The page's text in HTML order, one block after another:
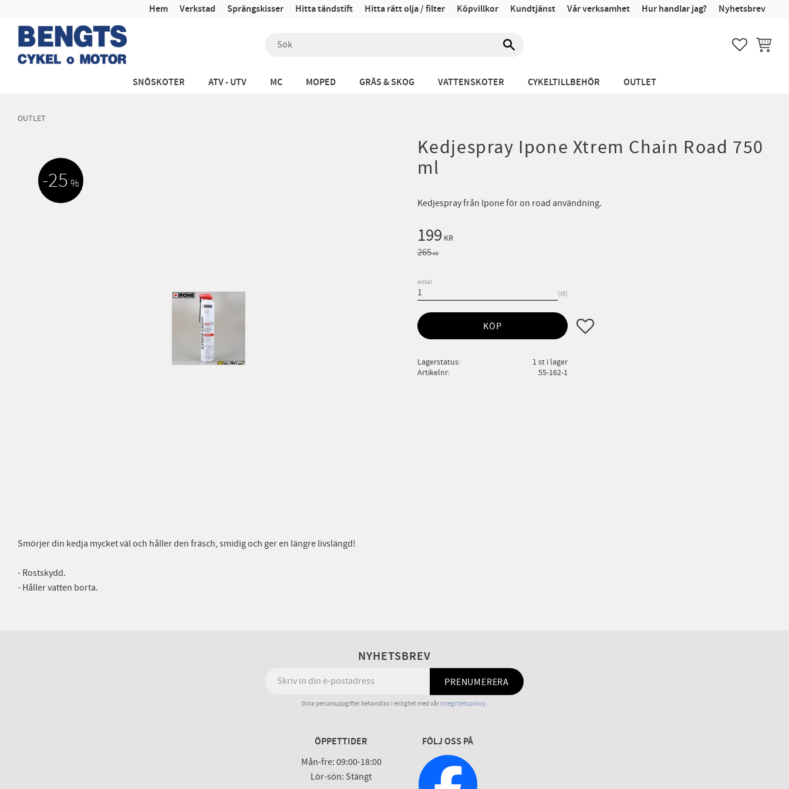
Hem Verkstad Sprängskisser Hitta tändstift Hitta rätt olja / filter Köpvillkor Kundtjänst Vår verksamhet Hur handlar jag? Nyhetsbrev
FAVORITER
SNÖSKOTER ATV - UTV MC MOPED GRÄS & SKOG VATTENSKOTER CYKELTILLBEHÖR OUTLET
OUTLET
Kedjespray Ipone Xtrem Chain Road 750
ml
Kedjespray från Ipone för on road användning.
25 %
Nedsatt pris:
199 KR
Ordinarie pris:
265KR
Antal
st
KÖP Lägg till i favoriter
Lagerstatus
1 st i lager
Artikelnr
55-162-1
Smörjer din kedja mycket väl och håller den fräsch, smidig och ger en längre livslängd!
- Rostskydd.
- Håller vatten borta.
NYHETSBREV
PRENUMERERA
Dina personuppgifter behandlas i enlighet med vår integritetspolicy.
ÖPPETTIDER
Mån-fre: 09:00-18:00
Lör-sön: Stängt
FÖLJ OSS PÅ